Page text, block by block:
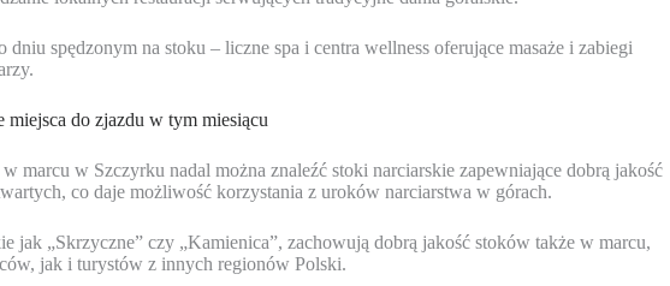
spędzonym na stoku – liczne spa i centra wellness oferujące masaże i zabiegi
miejsca do zjazdu w tym miesiącu
marcu w Szczyrku nadal można znaleźć stoki narciarskie zapewniające dobrą jakość
co daje możliwość korzystania z uroków narciarstwa w górach.
jak „Skrzyczne” czy „Kamienica”, zachowują dobrą jakość stoków także w marcu,
jak i turystów z innych regionów Polski.